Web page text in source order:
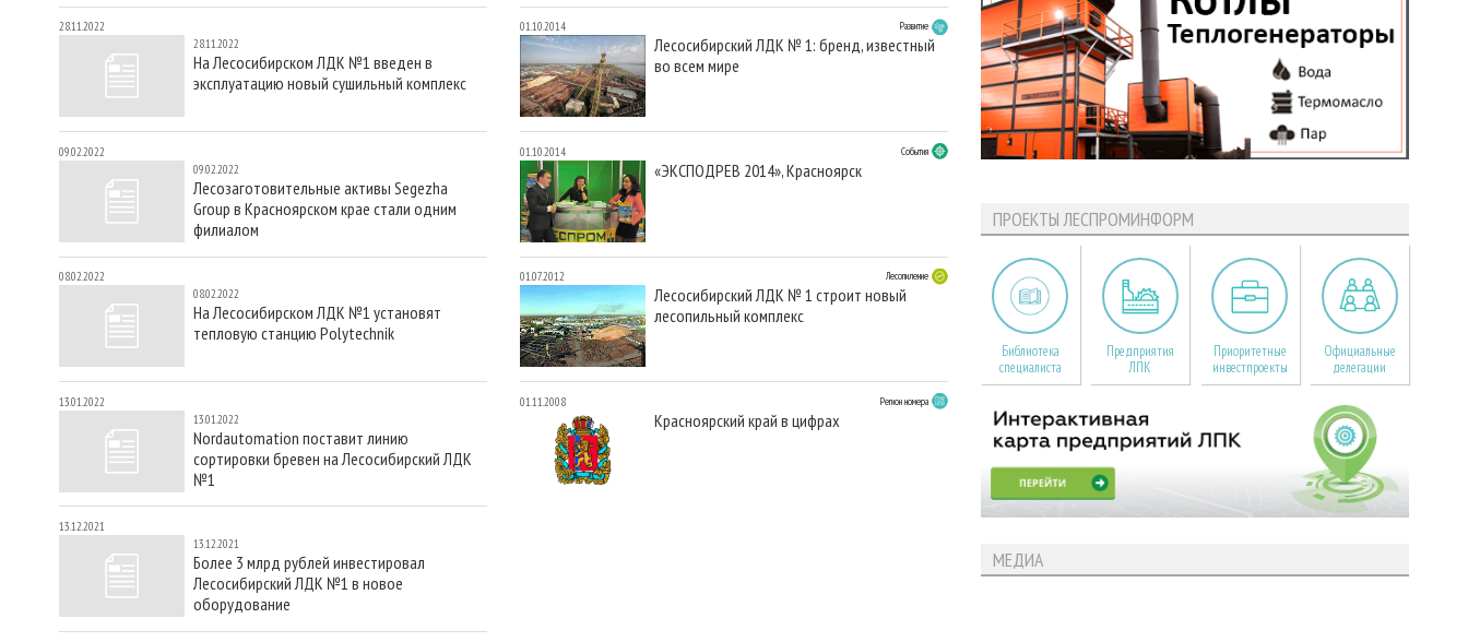
28.11.2022
28.11.2022
На Лесосибирском ЛДК №1 введен в
эксплуатацию новый сушильный комплекс
09.02.2022
09.02.2022
Лесозаготовительные активы Segezha
Group в Красноярском крае стали одним
филиалом
08.02.2022
08.02.2022
На Лесосибирском ЛДК №1 установят
тепловую станцию Polytechnik
13.01.2022
13.01.2022
Nordautomation поставит линию
сортировки бревен на Лесосибирский ЛДК
№1
13.12.2021
13.12.2021
Более 3 млрд рублей инвестировал
Лесосибирский ЛДК №1 в новое
оборудование
01.10.2014 Развитие
Лесосибирский ЛДК № 1: бренд, известный
во всем мире
01.10.2014 События
«ЭКСПОДРЕВ 2014», Красноярск
01.07.2012 Лесопиление
Лесосибирский ЛДК № 1 строит новый
лесопильный комплекс
01.11.2008 Регион номера
Красноярский край в цифрах
ПРОЕКТЫ ЛЕСПРОМИНФОРМ
Библиотека
специалиста
Предприятия
ЛПК
Приоритетные
инвестпроекты
Официальные
делегации
МЕДИА